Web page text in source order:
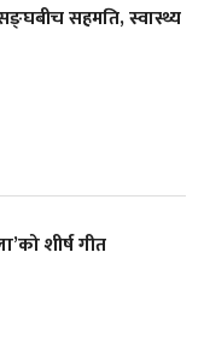
सहमति, स्वास्थ्य
शीर्ष गीत